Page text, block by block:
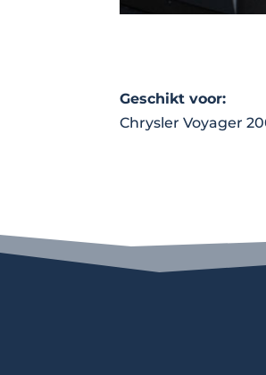
Geschikt voor:
Chrysler Voyager